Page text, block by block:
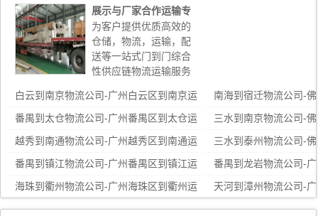
展示与厂家合作运输专
线直达
为客户提供优质高效的
仓储，物流，运输，配
送等一站式门到门综合
性供应链物流运输服务
白云到南京物流公司-广州白云区到南京运
输货运专线
南海到宿迁物流公司-
输货运专线
番禺到太仓物流公司-广州番禺区到太仓运
输货运专线
三水到南京物流公司-
输货运专线
越秀到南通物流公司-广州越秀区到南通运
输货运专线
三水到泰州物流公司-
输货运专线
番禺到镇江物流公司-广州番禺区到镇江运
输货运专线
番禺到龙岩物流公司-
输货运专线
海珠到衢州物流公司-广州海珠区到衢州运
输货运专线
天河到漳州物流公司-
货运专线
黄埔到宜兴物流公司-广州黄埔区到宜兴运
从化到金华物流公司-